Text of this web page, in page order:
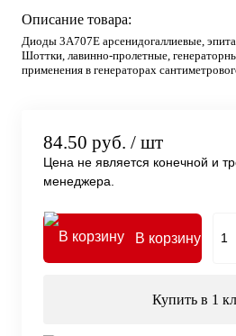
Описание товара:
Диоды 3А707Е арсенидогаллиевые,
Шоттки, лавинно-пролетные,
применения в генераторах
84.50 руб. / шт
Цена не является конечной и
менеджера.
В корзину
Купить в 1